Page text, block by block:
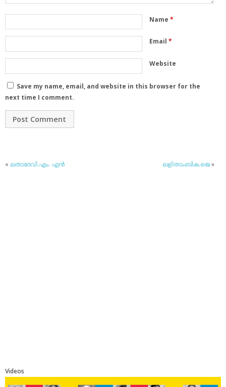
Name *
Email *
Website
Save my name, email, and website in this browser for the
next time I comment.
« ലതാദേവി.എം. എന്‍ ലളിതാംബിക.ജെ»
Videos